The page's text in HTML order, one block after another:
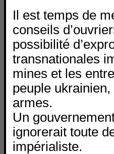
Il est temps de
conseils
possibilité
transnationales
mines et les
peuple
armes.
Un
ignorerait toute
impérialiste.